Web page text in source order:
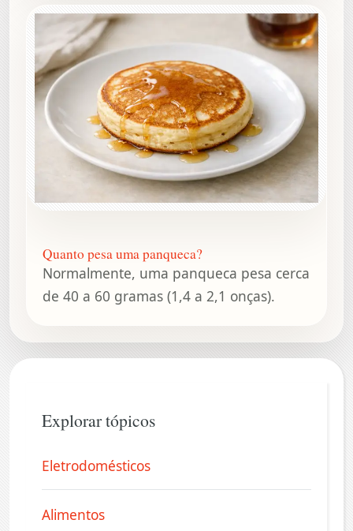
Quanto pesa uma panqueca?
Normalmente, uma panqueca pesa cerca
de 40 a 60 gramas (1,4 a 2,1 onças).
Explorar tópicos
Eletrodomésticos
Alimentos